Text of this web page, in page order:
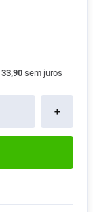
33,90 sem juros
＋